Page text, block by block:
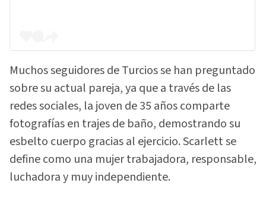
Muchos seguidores de Turcios se han preguntado
sobre su actual pareja, ya que a través de las
redes sociales, la joven de 35 años comparte
fotografías en trajes de baño, demostrando su
esbelto cuerpo gracias al ejercicio. Scarlett se
define como una mujer trabajadora, responsable,
luchadora y muy independiente.